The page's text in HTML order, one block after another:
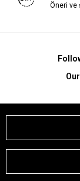
Öneri ve